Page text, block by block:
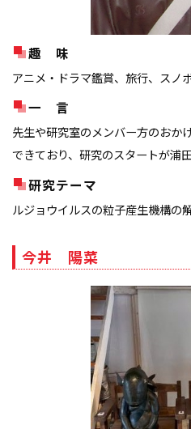
趣 味
アニメ・ドラマ鑑賞、旅行、スノ
一 言
先生や研究室のメンバー方のおか
できており、研究のスタートが浦
研究テーマ
ルジョウイルスの粒子産生機構の
今井 陽菜